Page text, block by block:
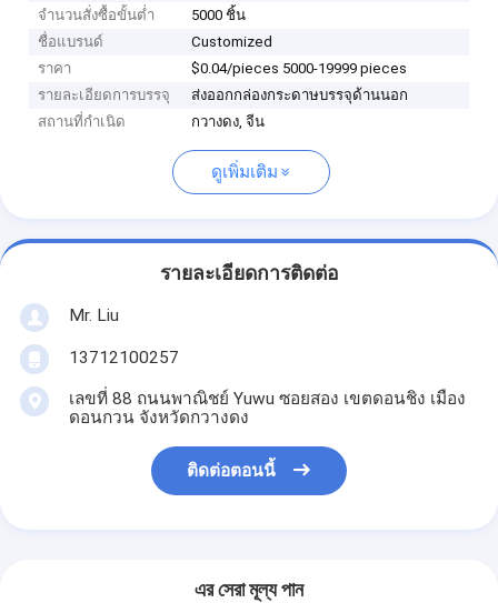
จำนวนสั่งซื้อขั้นต่ำ
5000 ชิ้น
ชื่อแบรนด์
Customized
ราคา
$0.04/pieces 5000-19999 pieces
รายละเอียดการบรรจุ
ส่งออกกล่องกระดาษบรรจุด้านนอก
สถานที่กำเนิด
กวางดง, จีน
ดูเพิ่มเติม
รายละเอียดการติดต่อ
Mr. Liu
13712100257
เลขที่ 88 ถนนพาณิชย์ Yuwu ซอยสอง เขตดอนชิง เมือง
ดอนกวน จังหวัดกวางดง
ติดต่อตอนนี้
এর সেরা মূল্য পান